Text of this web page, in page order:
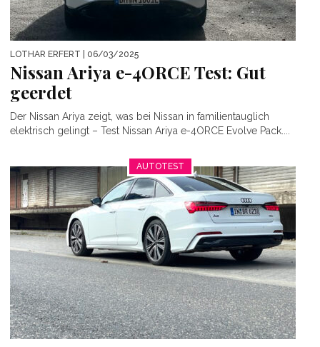
LOTHAR ERFERT | 06/03/2025
Nissan Ariya e-4ORCE Test: Gut
geerdet
Der Nissan Ariya zeigt, was bei Nissan in familientauglich
elektrisch gelingt – Test Nissan Ariya e-4ORCE Evolve Pack....
AUTOTEST